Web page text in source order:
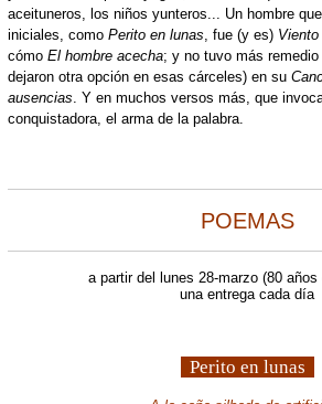
aceituneros, los niños yunteros... Un hombre
iniciales, como Perito en lunas, fue (y es)
cómo El hombre acecha; y no tuvo más
dejaron otra opción en esas cárceles) en su
ausencias. Y en muchos versos más, que
conquistadora, el arma de la palabra.
POEMAS
a partir del lunes 28-marzo (80
una entrega cada día
Perito en lunas